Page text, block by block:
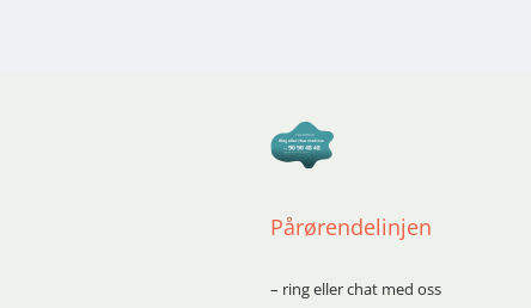
Pårørendelinjen
– ring eller chat med oss